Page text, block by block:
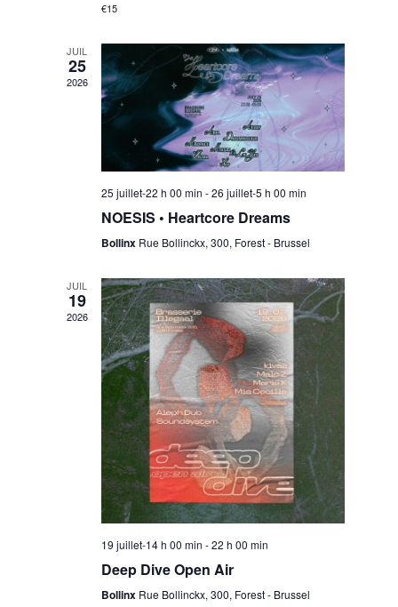
i
g
a
t
n
i
e
w
N
a
i
g
€15
JUIL
25
2026
25 juillet-22 h 00 min -26 juillet-5 h 00 min
NOESIS • Heartcore Dreams
Bollinx Rue Bollinckx, 300, Forest - Brussel
JUIL
19
2026
19 juillet-14 h 00 min -22 h 00 min
Deep Dive Open Air
Bollinx Rue Bollinckx, 300, Forest - Brussel